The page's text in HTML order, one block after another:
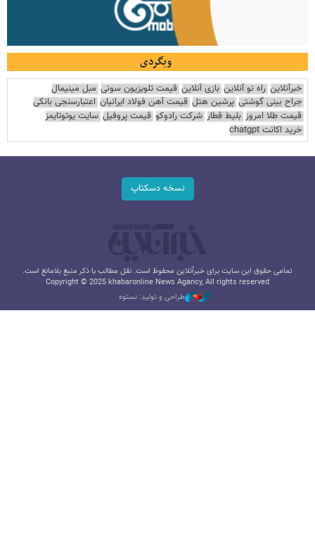
وبگردی
خبرآنلاین راه نو آنلاین بازی آنلاین قیمت تلویزیون سونی مبل مینیمال
جراح بینی گوشتی پرشین هتل قیمت آهن فولاد ایرانیان اعتبارسنجی بانکی
قیمت طلا امروز بلیط قطار شرکت رادوکو قیمت پروفیل سایت یوتوتایمز
خرید اکانت chatgpt
نسخه دسکتاپ
تمامی حقوق این سایت برای خبرآنلاین محفوظ است. نقل مطالب با ذکر منبع بلامانع است.
Copyright © 2025 khabaronline News Agancy, All rights reserved
طراحی و تولید: نستوه